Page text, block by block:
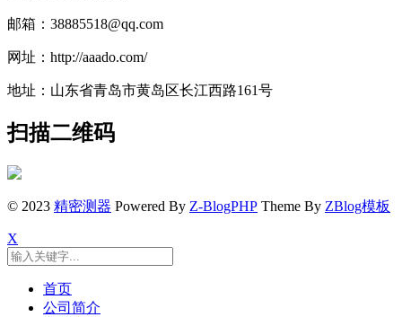
邮箱：38885518@qq.com
网址：http://aaado.com/
地址：山东省青岛市黄岛区长江西路161号
扫描二维码
© 2023 精密测器 Powered By Z-BlogPHP Theme By ZBlog模板
X
首页
公司简介